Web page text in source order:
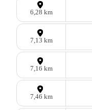
6,28 km
7,13 km
7,16 km
7,46 km